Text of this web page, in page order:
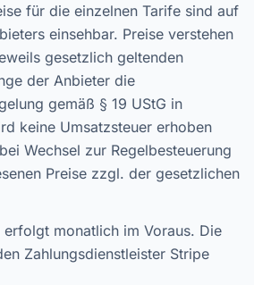
für die einzelnen Tarife sind auf
einsehbar. Preise verstehen
gesetzlich geltenden
der Anbieter die
gemäß § 19 UStG in
keine Umsatzsteuer erhoben
Wechsel zur Regelbesteuerung
Preise zzgl. der gesetzlichen
monatlich im Voraus. Die
Zahlungsdienstleister Stripe